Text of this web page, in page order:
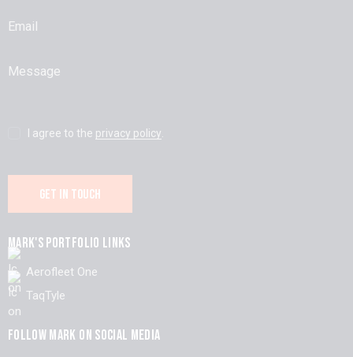
I agree to the privacy policy.
MARK'S PORTFOLIO LINKS
Aerofleet One
TaqTyle
FOLLOW MARK ON SOCIAL MEDIA